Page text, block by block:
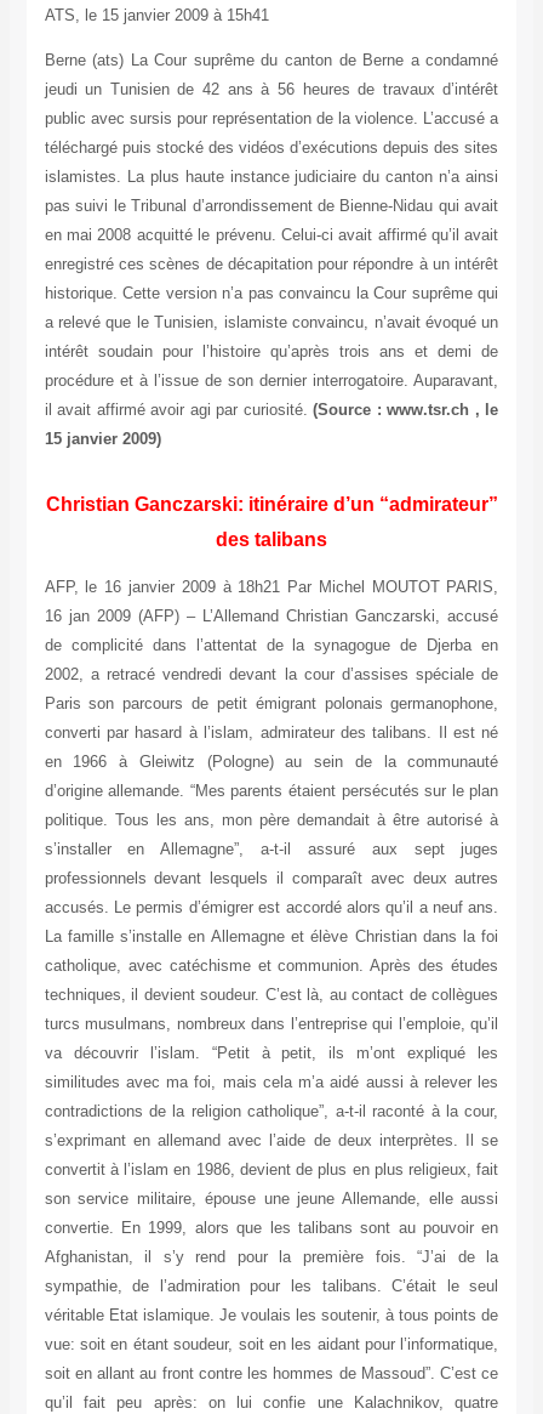
ATS, le 15 janvier 2009 à 15h41
Berne (ats) La Cour suprême du canton de Berne a condamné
jeudi un Tunisien de 42 ans à 56 heures de travaux d’intérêt
public avec sursis pour représentation de la violence. L’accusé a
téléchargé puis stocké des vidéos d’exécutions depuis des sites
islamistes. La plus haute instance judiciaire du canton n’a ainsi
pas suivi le Tribunal d’arrondissement de Bienne-Nidau qui avait
en mai 2008 acquitté le prévenu. Celui-ci avait affirmé qu’il avait
enregistré ces scènes de décapitation pour répondre à un intérêt
historique. Cette version n’a pas convaincu la Cour suprême qui
a relevé que le Tunisien, islamiste convaincu, n’avait évoqué un
intérêt soudain pour l’histoire qu’après trois ans et demi de
procédure et à l’issue de son dernier interrogatoire. Auparavant,
il avait affirmé avoir agi par curiosité.(Source : www.tsr.ch , le
15 janvier 2009)
Christian Ganczarski: itinéraire d’un “admirateur”
des talibans
AFP, le 16 janvier 2009 à 18h21 Par Michel MOUTOT PARIS,
16 jan 2009 (AFP) – L’Allemand Christian Ganczarski, accusé
de complicité dans l’attentat de la synagogue de Djerba en
2002, a retracé vendredi devant la cour d’assises spéciale de
Paris son parcours de petit émigrant polonais germanophone,
converti par hasard à l’islam, admirateur des talibans. Il est né
en 1966 à Gleiwitz (Pologne) au sein de la communauté
d’origine allemande. “Mes parents étaient persécutés sur le plan
politique. Tous les ans, mon père demandait à être autorisé à
s’installer en Allemagne”, a-t-il assuré aux sept juges
professionnels devant lesquels il comparaît avec deux autres
accusés. Le permis d’émigrer est accordé alors qu’il a neuf ans.
La famille s’installe en Allemagne et élève Christian dans la foi
catholique, avec catéchisme et communion. Après des études
techniques, il devient soudeur. C’est là, au contact de collègues
turcs musulmans, nombreux dans l’entreprise qui l’emploie, qu’il
va découvrir l’islam. “Petit à petit, ils m’ont expliqué les
similitudes avec ma foi, mais cela m’a aidé aussi à relever les
contradictions de la religion catholique”, a-t-il raconté à la cour,
s’exprimant en allemand avec l’aide de deux interprètes. Il se
convertit à l’islam en 1986, devient de plus en plus religieux, fait
son service militaire, épouse une jeune Allemande, elle aussi
convertie. En 1999, alors que les talibans sont au pouvoir en
Afghanistan, il s’y rend pour la première fois. “J’ai de la
sympathie, de l’admiration pour les talibans. C’était le seul
véritable Etat islamique. Je voulais les soutenir, à tous points de
vue: soit en étant soudeur, soit en les aidant pour l’informatique,
soit en allant au front contre les hommes de Massoud”. C’est ce
qu’il fait peu après: on lui confie une Kalachnikov, quatre